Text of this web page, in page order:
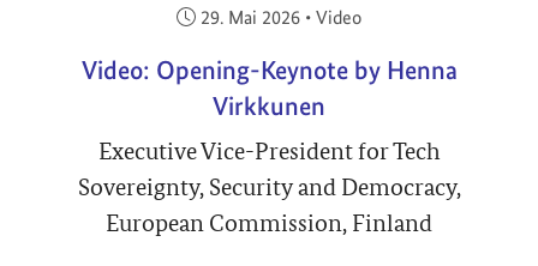
Veröffentlicht am:
29. Mai 2026 • Video
Video: Opening-Keynote by Henna
Virkkunen
Executive Vice-President for Tech
Sovereignty, Security and Democracy,
European Commission, Finland